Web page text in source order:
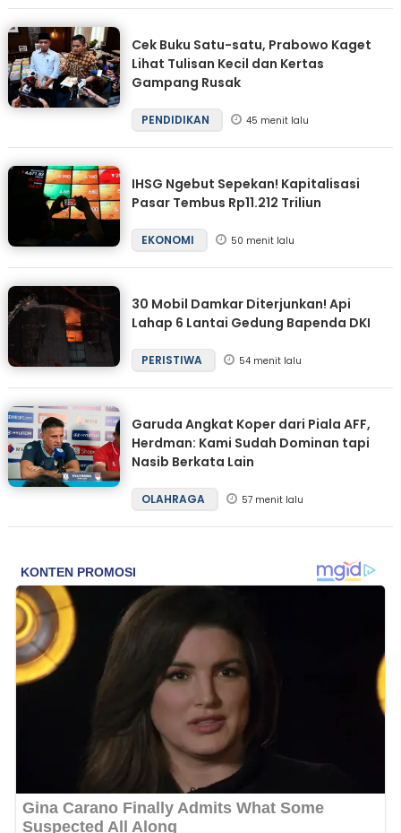
Cek Buku Satu-satu, Prabowo Kaget
Lihat Tulisan Kecil dan Kertas
Gampang Rusak
PENDIDIKAN 45 menit lalu
IHSG Ngebut Sepekan! Kapitalisasi
Pasar Tembus Rp11.212 Triliun
EKONOMI 50 menit lalu
30 Mobil Damkar Diterjunkan! Api
Lahap 6 Lantai Gedung Bapenda DKI
PERISTIWA 54 menit lalu
Garuda Angkat Koper dari Piala AFF,
Herdman: Kami Sudah Dominan tapi
Nasib Berkata Lain
OLAHRAGA 57 menit lalu